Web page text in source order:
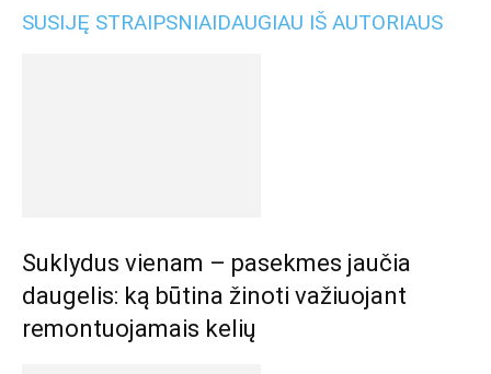
SUSIJĘ STRAIPSNIAIDAUGIAU IŠ AUTORIAUS
Suklydus vienam – pasekmes jaučia
daugelis: ką būtina žinoti važiuojant
remontuojamais kelių